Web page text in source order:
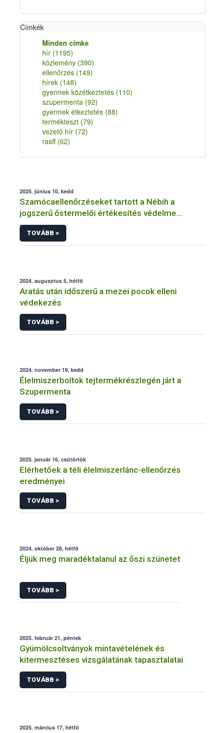
Címkék
Minden címke
hír (1195)
közlemény (390)
ellenőrzés (149)
hírek (148)
gyermek közétkeztetés (110)
szupermenta (92)
gyermek étkeztetés (88)
termékteszt (79)
vezető hír (72)
rasff (62)
2025. június 10, kedd
Szamócaellenőrzéseket tartott a Nébih a
jogszerű őstermelői értékesítés védelme
érdekében
TOVÁBB >
2024. augusztus 5, hétfő
Aratás után időszerű a mezei pocok elleni
védekezés
TOVÁBB >
2024. november 19, kedd
Élelmiszerboltok tejtermékrészlegén járt a
Szupermenta
TOVÁBB >
2025. január 16, csütörtök
Elérhetőek a téli élelmiszerlánc-ellenőrzés
eredményei
TOVÁBB >
2024. október 28, hétfő
Éljük meg maradéktalanul az őszi szünetet
TOVÁBB >
2025. február 21, péntek
Gyümölcsoltványok mintavételének és
kitermesztéses vizsgálatának tapasztalatai
TOVÁBB >
2025. március 17, hétfő